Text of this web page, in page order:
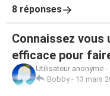
8 réponses
Connaissez vous
efficace pour
Utilisateur anonyme -
Bobby- 13 mars